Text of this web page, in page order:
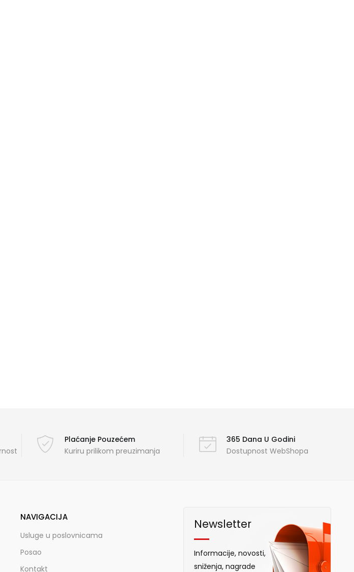
Plaćanje Pouzećem
Kuriru prilikom preuzimanja
365 Dana U Godini
Dostupnost WebShopa
NAVIGACIJA
Usluge u poslovnicama
Posao
Kontakt
Newsletter
Informacije, novosti,
sniženja, nagrade